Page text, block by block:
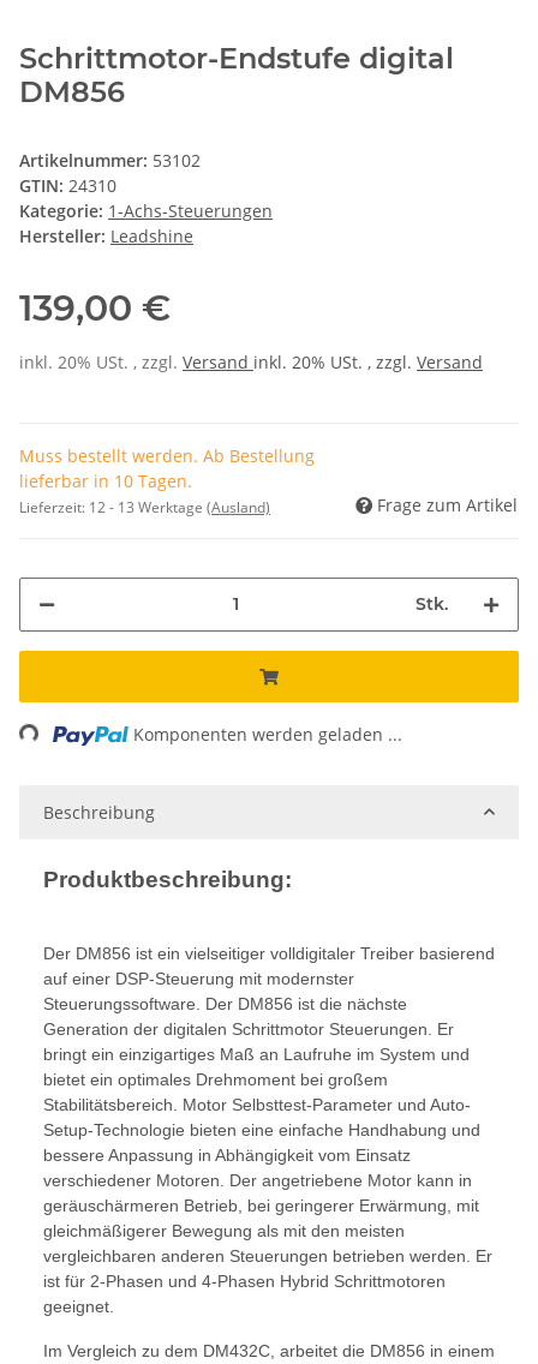
Schrittmotor-Endstufe digital
DM856
Artikelnummer: 53102
GTIN: 24310
Kategorie: 1-Achs-Steuerungen
Hersteller: Leadshine
139,00 €
inkl. 20% USt. , zzgl. Versand inkl. 20% USt. , zzgl. Versand
Muss bestellt werden. Ab Bestellung
lieferbar in 10 Tagen.
Lieferzeit: 12 - 13 Werktage (Ausland) Frage zum Artikel
Stk.
Loading... Komponenten werden geladen ...
Beschreibung
Produktbeschreibung:
Der DM856 ist ein vielseitiger volldigitaler Treiber basierend
auf einer DSP-Steuerung mit modernster
Steuerungssoftware. Der DM856 ist die nächste
Generation der digitalen Schrittmotor Steuerungen. Er
bringt ein einzigartiges Maß an Laufruhe im System und
bietet ein optimales Drehmoment bei großem
Stabilitätsbereich. Motor Selbsttest-Parameter und Auto-
Setup-Technologie bieten eine einfache Handhabung und
bessere Anpassung in Abhängigkeit vom Einsatz
verschiedener Motoren. Der angetriebene Motor kann in
geräuschärmeren Betrieb, bei geringerer Erwärmung, mit
gleichmäßigerer Bewegung als mit den meisten
vergleichbaren anderen Steuerungen betrieben werden. Er
ist für 2-Phasen und 4-Phasen Hybrid Schrittmotoren
geeignet.
Im Vergleich zu dem DM432C, arbeitet die DM856 in einem